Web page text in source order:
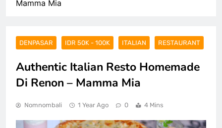
Mamma Mia
DENPASAR IDR 50K - 100K ITALIAN RESTAURANT
Authentic Italian Resto Homemade
Di Renon – Mamma Mia
Nomnombali 1 Year Ago 0 4 Mins